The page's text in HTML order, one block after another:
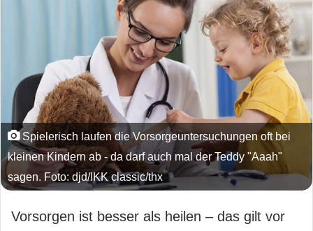
Spielerisch laufen die Vorsorgeuntersuchungen oft bei
kleinen Kindern ab - da darf auch mal der Teddy "Aaah"
sagen. Foto: djd/IKK classic/thx
Vorsorgen ist besser als heilen – das gilt vor